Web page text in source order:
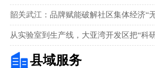
著‌
韶关武江：品牌赋能破解社区集体经济“
从实验室到生产线，大亚湾开发区把“科
县域服务